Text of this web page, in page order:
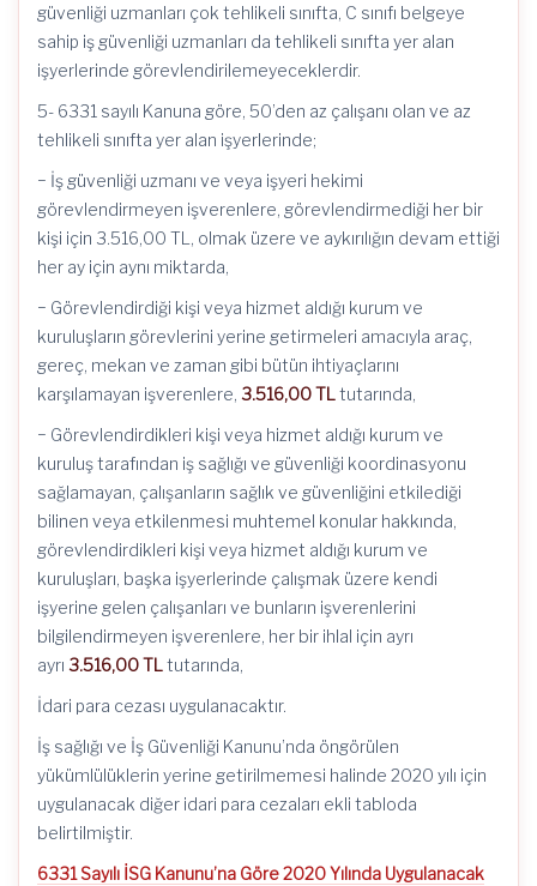
güvenliği uzmanları çok tehlikeli sınıfta, C sınıfı belgeye
sahip iş güvenliği uzmanları da tehlikeli sınıfta yer alan
işyerlerinde görevlendirilemeyeceklerdir.
5- 6331 sayılı Kanuna göre, 50’den az çalışanı olan ve az
tehlikeli sınıfta yer alan işyerlerinde;
− İş güvenliği uzmanı ve veya işyeri hekimi
görevlendirmeyen işverenlere, görevlendirmediği her bir
kişi için 3.516,00 TL, olmak üzere ve aykırılığın devam ettiği
her ay için aynı miktarda,
− Görevlendirdiği kişi veya hizmet aldığı kurum ve
kuruluşların görevlerini yerine getirmeleri amacıyla araç,
gereç, mekan ve zaman gibi bütün ihtiyaçlarını
karşılamayan işverenlere, 3.516,00 TLtutarında,
− Görevlendirdikleri kişi veya hizmet aldığı kurum ve
kuruluş tarafından iş sağlığı ve güvenliği koordinasyonu
sağlamayan, çalışanların sağlık ve güvenliğini etkilediği
bilinen veya etkilenmesi muhtemel konular hakkında,
görevlendirdikleri kişi veya hizmet aldığı kurum ve
kuruluşları, başka işyerlerinde çalışmak üzere kendi
işyerine gelen çalışanları ve bunların işverenlerini
bilgilendirmeyen işverenlere, her bir ihlal için ayrı
ayrı 3.516,00 TLtutarında,
İdari para cezası uygulanacaktır.
İş sağlığı ve İş Güvenliği Kanunu’nda öngörülen
yükümlülüklerin yerine getirilmemesi halinde 2020 yılı için
uygulanacak diğer idari para cezaları ekli tabloda
belirtilmiştir.
6331 Sayılı İSG Kanunu’na Göre 2020 Yılında Uygulanacak